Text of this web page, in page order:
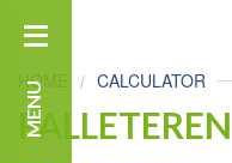
MENU
HOME CALCULATOR